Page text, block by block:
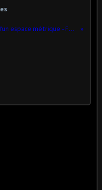
POST BAC - Ouverts d'un espace métrique - Fermés d'un espace métrique - Exercice 4.1